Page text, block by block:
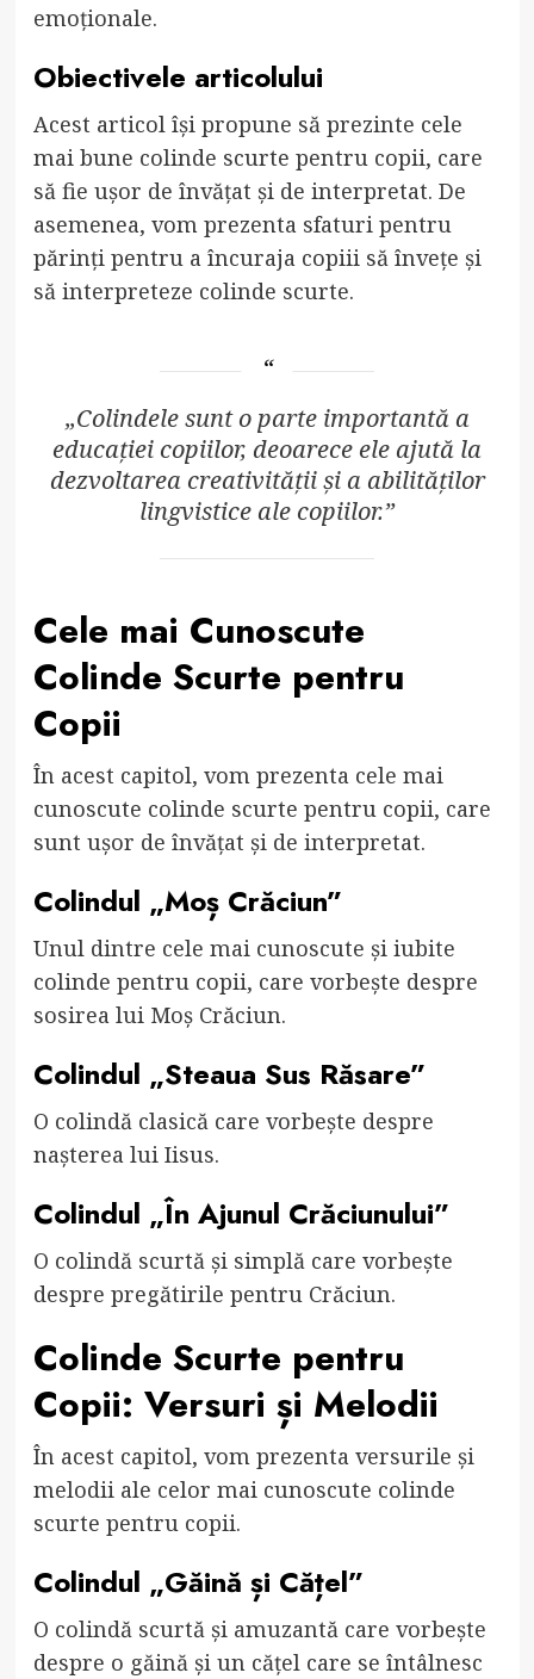
emoționale.
Obiectivele articolului
Acest articol își propune să prezinte cele
mai bune colinde scurte pentru copii, care
să fie ușor de învățat și de interpretat. De
asemenea, vom prezenta sfaturi pentru
părinți pentru a încuraja copiii să învețe și
să interpreteze colinde scurte.
„Colindele sunt o parte importantă a
educației copiilor, deoarece ele ajută la
dezvoltarea creativității și a abilităților
lingvistice ale copiilor.”
Cele mai Cunoscute
Colinde Scurte pentru
Copii
În acest capitol, vom prezenta cele mai
cunoscute colinde scurte pentru copii, care
sunt ușor de învățat și de interpretat.
Colindul „Moș Crăciun”
Unul dintre cele mai cunoscute și iubite
colinde pentru copii, care vorbește despre
sosirea lui Moș Crăciun.
Colindul „Steaua Sus Răsare”
O colindă clasică care vorbește despre
nașterea lui Iisus.
Colindul „În Ajunul Crăciunului”
O colindă scurtă și simplă care vorbește
despre pregătirile pentru Crăciun.
Colinde Scurte pentru
Copii: Versuri și Melodii
În acest capitol, vom prezenta versurile și
melodii ale celor mai cunoscute colinde
scurte pentru copii.
Colindul „Găină și Cățel”
O colindă scurtă și amuzantă care vorbește
despre o găină și un cățel care se întâlnesc